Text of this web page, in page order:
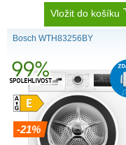
Vložit do košíku
Bosch WTH83256BY
-21%